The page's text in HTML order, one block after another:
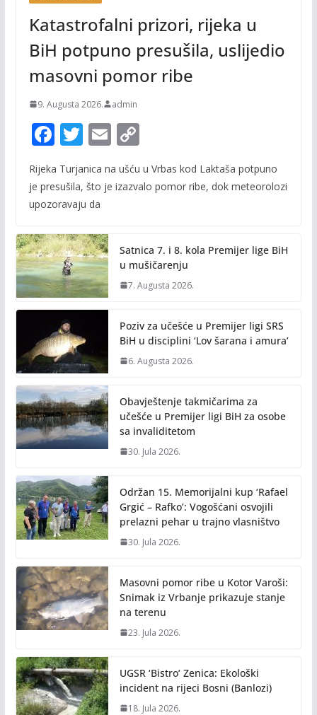
Katastrofalni prizori, rijeka u
BiH potpuno presušila, uslijedio
masovni pomor ribe
9. Augusta 2026. admin
F
e
b
o
k
T
itt
er
E
m
ai
C
p
n
k
Rijeka Turjanica na ušću u Vrbas kod Laktaša potpuno
je presušila, što je izazvalo pomor ribe, dok meteorolozi
upozoravaju da
Satnica 7. i 8. kola Premijer lige BiH
u mušičarenju
7. Augusta 2026.
Poziv za učešće u Premijer ligi SRS
BiH u disciplini ‘Lov šarana i amura’
6. Augusta 2026.
Obavještenje takmičarima za
učešće u Premijer ligi BiH za osobe
sa invaliditetom
30. Jula 2026.
Održan 15. Memorijalni kup ‘Rafael
Grgić – Rafko’: Vogošćani osvojili
prelazni pehar u trajno vlasništvo
30. Jula 2026.
Masovni pomor ribe u Kotor Varoši:
Snimak iz Vrbanje prikazuje stanje
na terenu
23. Jula 2026.
UGSR ‘Bistro’ Zenica: Ekološki
incident na rijeci Bosni (Banlozi)
18. Jula 2026.